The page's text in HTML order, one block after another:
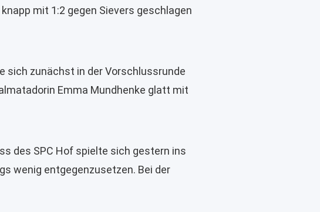
mit 1:2 gegen Sievers geschlagen
sich zunächst in der Vorschlussrunde
Emma Mundhenke glatt mit
des SPC Hof spielte sich gestern ins
wenig entgegenzusetzen. Bei der